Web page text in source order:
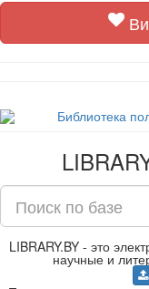
LIBRARY.BY - это
научные и